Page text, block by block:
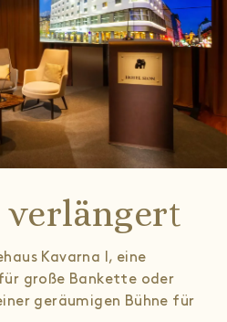
verlängert
Kavarna I, eine
große Bankette oder
geräumigen Bühne für